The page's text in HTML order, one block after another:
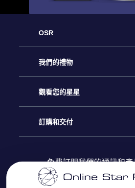
OSR
客戶服務
聯繫我們
博客
評論
我們的禮物
Online Star禮物
OSR禮物包
OSR 禮物卡
觀看您的星星
星星注册
個性化的Star Page
訂購和交付
付款資訊
免費訂閱我們的通訊和